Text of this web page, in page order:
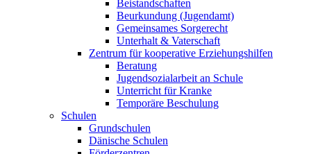
Beistandschaften
Beurkundung (Jugendamt)
Gemeinsames Sorgerecht
Unterhalt & Vaterschaft
Zentrum für kooperative Erziehungshilfen
Beratung
Jugendsozialarbeit an Schule
Unterricht für Kranke
Temporäre Beschulung
Schulen
Grundschulen
Dänische Schulen